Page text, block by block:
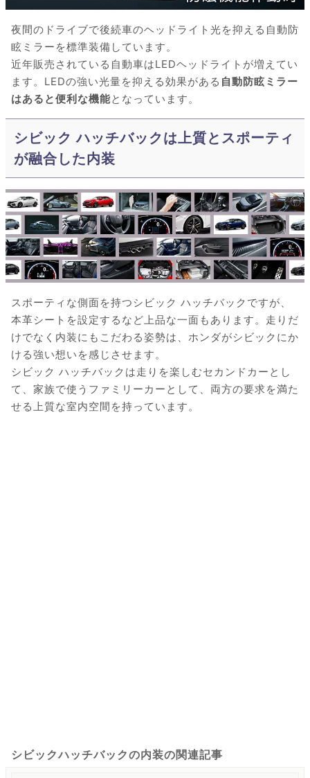
夜間のドライブで後続車のヘッドライト光を抑える自動防
眩ミラーを標準装備しています。
近年販売されている自動車はLEDヘッドライトが増えてい
ます。LEDの強い光量を抑える効果がある 自動防眩ミラー
はあると便利な機能となっています。
シビック ハッチバックは上質とスポーティ
が融合した内装
スポーティな側面を持つシビック ハッチバックですが、
本革シートを設定するなど上品な一面もあります。走りだ
けでなく内装にもこだわる姿勢は、ホンダがシビックにか
ける強い想いを感じさせます。
シビック ハッチバックは走りを楽しむセカンドカーとし
て、家族で使うファミリーカーとして、両方の要求を満た
せる上質な室内空間を持っています。
シビックハッチバックの内装の関連記事